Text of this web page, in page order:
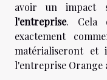
avoir un impact
l'entreprise. Cela
exactement
matérialiseront et
l'entreprise Orange